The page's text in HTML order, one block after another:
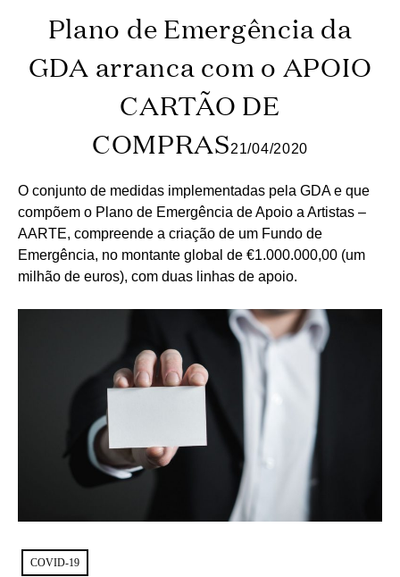
Plano de Emergência da
GDA arranca com o APOIO
CARTÃO DE
COMPRAS21/04/2020
O conjunto de medidas implementadas pela GDA e que
compõem o Plano de Emergência de Apoio a Artistas –
AARTE, compreende a criação de um Fundo de
Emergência, no montante global de €1.000.000,00 (um
milhão de euros), com duas linhas de apoio.
COVID-19